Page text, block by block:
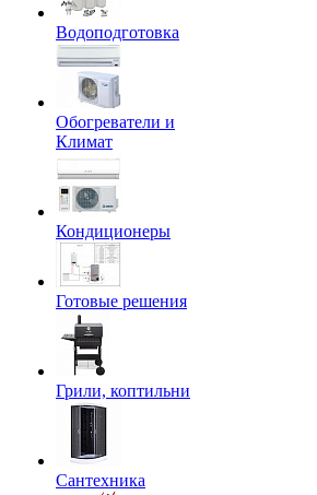
Водоподготовка
Обогреватели и
Климат
Кондиционеры
Готовые решения
Грили, коптильни
Сантехника